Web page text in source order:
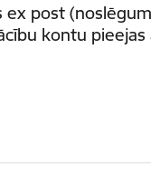
post
kontu